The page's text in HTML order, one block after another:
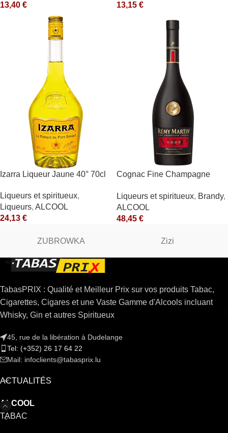
13,40 €
13,15 €
Izarra Liqueur Jaune 40° 70cl
Liqueurs et spiritueux,
Liqueurs, ALCOOL
24,13 €
Cognac Fine Champagne
Liqueurs et spiritueux, Brandy,
ALCOOL
48,45 €
ZUBROWKA Zizi
TabasPRIX : Qualité et Meilleur Prix sur vos produits Tabac,
Cigarettes, Cigares et une Vaste Gamme d'Alcools incluant
Whisky, Gin et autres Spiritueux
45, rue de la libération à Dudelange
Tel: (+352) 26 17 64 22
Mail: infoclients@tabasprix.lu
ACTUALITÉS
ALCOOL
TABAC